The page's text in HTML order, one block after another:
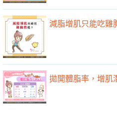
減脂增肌只能吃雞
拋開體脂率，增肌